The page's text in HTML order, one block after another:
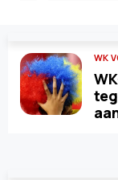
WK